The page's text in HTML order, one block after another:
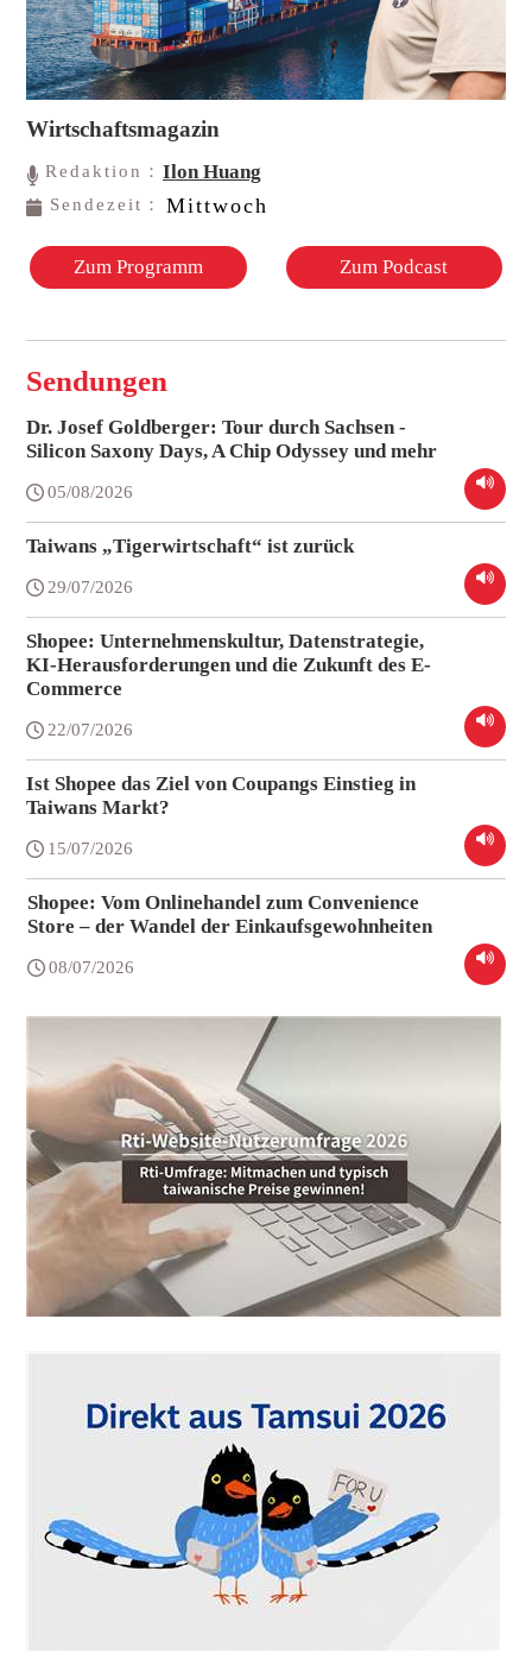
Wirtschaftsmagazin
Redaktion：Ilon Huang
Sendezeit： Mittwoch
Zum Programm Zum Podcast
Sendungen
Dr. Josef Goldberger: Tour durch Sachsen -
Silicon Saxony Days, A Chip Odyssey und mehr
05/08/2026
Taiwans „Tigerwirtschaft“ ist zurück
29/07/2026
Shopee: Unternehmenskultur, Datenstrategie,
KI-Herausforderungen und die Zukunft des E-
Commerce
22/07/2026
Ist Shopee das Ziel von Coupangs Einstieg in
Taiwans Markt?
15/07/2026
Shopee: Vom Onlinehandel zum Convenience
Store – der Wandel der Einkaufsgewohnheiten
08/07/2026